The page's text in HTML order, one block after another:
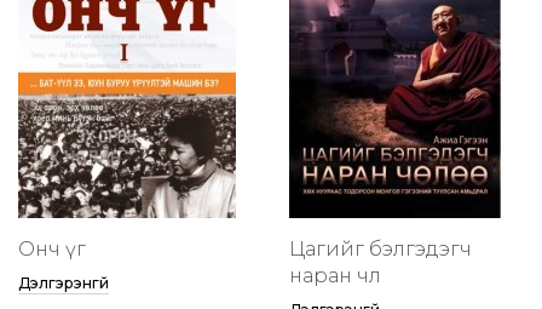
Онч үг
Дэлгэрэнгүй
Цагийг бэлгэдэгч
наран чөлөө